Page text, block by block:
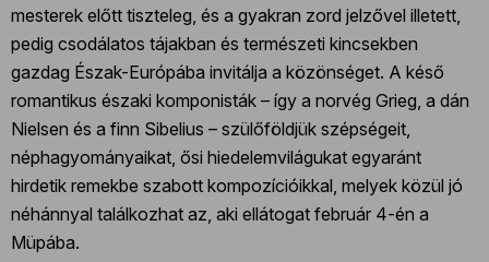
mesterek előtt tiszteleg, és a gyakran zord jelzővel illetett,
pedig csodálatos tájakban és természeti kincsekben
gazdag Észak-Európába invitálja a közönséget. A késő
romantikus északi komponisták – így a norvég Grieg, a dán
Nielsen és a finn Sibelius – szülőföldjük szépségeit,
néphagyományaikat, ősi hiedelemvilágukat egyaránt
hirdetik remekbe szabott kompozícióikkal, melyek közül jó
néhánnyal találkozhat az, aki ellátogat február 4-én a
Müpába.